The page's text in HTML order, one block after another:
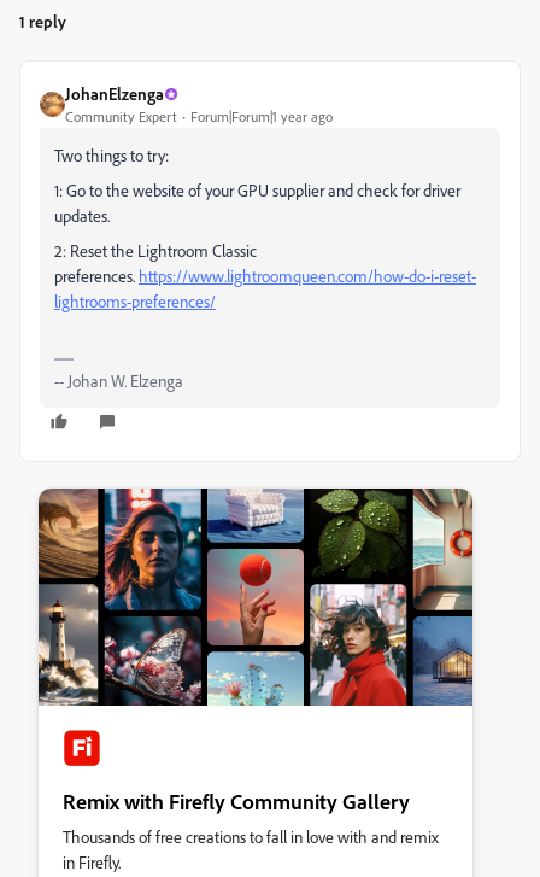
1 reply
JohanElzenga
Community Expert Forum|Forum|1 year ago
Two things to try:
1: Go to the website of your GPU supplier and check for driver
updates.
2: Reset the Lightroom Classic
preferences. https://www.lightroomqueen.com/how-do-i-reset-
lightrooms-preferences/
-- Johan W. Elzenga
Remix with Firefly Community Gallery
Thousands of free creations to fall in love with and remix
in Firefly.